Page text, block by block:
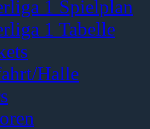
1 Spielplan
1 Tabelle
Halle